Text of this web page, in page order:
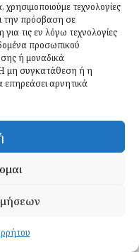
τεχνολογίες
την πρόσβαση σε
τις εν λόγω τεχνολογίες
προσωπικού
ή μοναδικά
μη συγκατάθεση ή η
αρνητικά
απορρήτου
.